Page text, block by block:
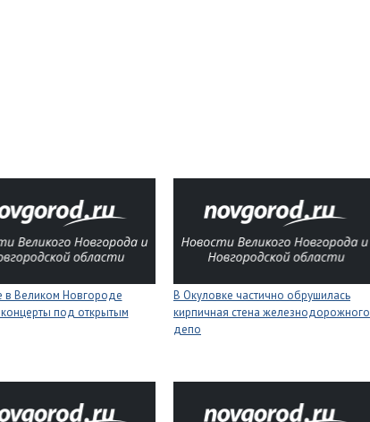
в Великом Новгороде
под открытым
В Окуловке частично обрушилась
кирпичная стена железнодорожного
депо